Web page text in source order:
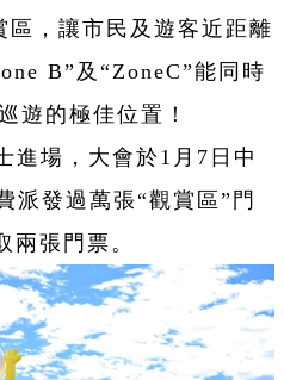
，讓市民及遊客近距離
B”及“ZoneC”能同時
遊的極佳位置！
進場，大會於1月7日中
派發過萬張“觀賞區”門
張門票。